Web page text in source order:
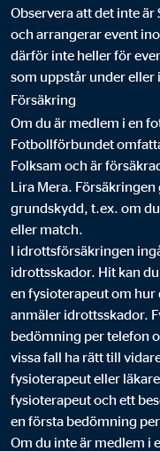
Observera att det inte
och arrangerar event
därför inte heller för
som uppstår under eller
Försäkring
Om du är medlem i en
Fotbollförbundet
Folksam och är
Lira Mera.
grundskydd, t.ex. om
eller match.
I idrottsförsäkringen
idrottsskador. Hit kan
en fysioterapeut om
anmäler idrottsskador.
bedömning per telefon
vissa fall ha rätt till
fysioterapeut eller
fysioterapeut och ett
en första bedömning
Om du inte är medlem i